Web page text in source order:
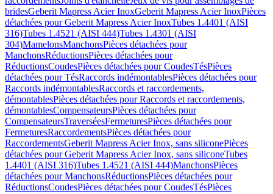
bridesGeberit Mapress Acier InoxGeberit Mapress Acier InoxPièces
détachées pour Geberit Mapress Acier InoxTubes 1.4401 (AISI
316)Tubes 1.4521 (AISI 444)Tubes 1.4301 (AISI
304)MamelonsManchonsPièces détachées pour
ManchonsRéductionsPièces détachées pour
RéductionsCoudesPièces détachées pour CoudesTésPièces
détachées pour TésRaccords indémontablesPièces détachées pour
Raccords indémontablesRaccords et raccordements,
démontablesPièces détachées pour Raccords et raccordements,
démontablesCompensateursPièces détachées pour
CompensateursTraverséesFermeturesPièces détachées pour
FermeturesRaccordementsPièces détachées pour
RaccordementsGeberit Mapress Acier Inox, sans siliconePièces
détachées pour Geberit Mapress Acier Inox, sans siliconeTubes
1.4401 (AISI 316)Tubes 1.4521 (AISI 444)ManchonsPièces
détachées pour ManchonsRéductionsPièces détachées pour
RéductionsCoudesPièces détachées pour CoudesTésPièces